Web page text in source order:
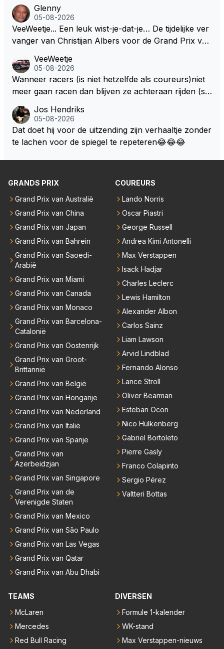
Glenny
05-08-2026
VeeWeetje... Een leuk wist-je-dat-je… De tijdelijke ver
vanger van Christijan Albers voor de Grand Prix van
rkus Winkelhock. Vanaf de race daarna werd het st
oeltje definitief overgenomen door Sakon Yamamot
o. Na 2 rondes gokte Markus Winkelhock goed (hij k
Dat was ook de enige keer dat een Spyker ooit aan
kop reed. Toen de rest van het veld ook regenband
en had, werd hij helaas aan alle kanten door iederee
n achterhaald. Hij moest later opgeven vanwege een
technisch mankement. Het was ook de enige keer d
eed; hij vertrok daarna...
VeeWeetje
05-08-2026
Wanneer racers (is niet hetzelfde als coureurs)niet
meer gaan racen dan blijven ze achteraan rijden (so
analisten bij een vaag omroepbedrijf.
Jos Hendriks
05-08-2026
Dat doet hij voor de uitzending zijn verhaaltje zonder
te lachen voor de spiegel te repeteren😂😂😂
GRANDS PRIX
Grand Prix van Australië
Grand Prix van China
Grand Prix van Japan
Grand Prix van Bahrein
Grand Prix van Saoedi-
Arabië
Grand Prix van Miami
Grand Prix van Canada
Grand Prix van Monaco
Grand Prix van Barcelona-
Catalonië
Grand Prix van Oostenrijk
Grand Prix van Groot-
Brittannië
Grand Prix van België
Grand Prix van Hongarije
Grand Prix van Nederland
Grand Prix van Italië
Grand Prix van Spanje
Grand Prix van
Azerbeidzjan
Grand Prix van Singapore
Grand Prix van de
Verenigde Staten
Grand Prix van Mexico
Grand Prix van São Paulo
Grand Prix van Las Vegas
Grand Prix van Qatar
Grand Prix van Abu Dhabi
COUREURS
Lando Norris
Oscar Piastri
George Russell
Andrea Kimi Antonelli
Max Verstappen
Isack Hadjar
Charles Leclerc
Lewis Hamilton
Alexander Albon
Carlos Sainz
Liam Lawson
Arvid Lindblad
Fernando Alonso
Lance Stroll
Oliver Bearman
Esteban Ocon
Nico Hülkenberg
Gabriel Bortoleto
Pierre Gasly
Franco Colapinto
Sergio Pérez
Valtteri Bottas
TEAMS
McLaren
Mercedes
Red Bull Racing
DIVERSEN
Formule 1-kalender
WK-stand
Max Verstappen-nieuws